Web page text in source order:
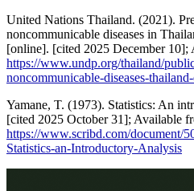
United Nations Thailand. (2021).
noncommunicable diseases in
[online]. [cited 2025 December 10];
https://www.undp.org/thailand/
noncommunicable-diseases-
Yamane, T. (1973). Statistics: An
[cited 2025 October 31]; Available
https://www.scribd.com/document/
Statistics-an-Introductory-Analysis